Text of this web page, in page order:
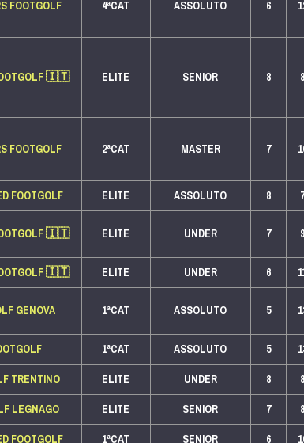
FOOTGOLF 4ªCAT ASSOLUTO 6
🇮🇹 ELITE SENIOR 8 8
FOOTGOLF 2ªCAT MASTER 7
FOOTGOLF ELITE ASSOLUTO 8 7
🇮🇹 ELITE UNDER 7 9
🇮🇹 ELITE UNDER 6
GENOVA 1ªCAT ASSOLUTO 5
1ªCAT ASSOLUTO 5
TRENTINO ELITE UNDER 8 8
LEGNAGO ELITE SENIOR 7 8